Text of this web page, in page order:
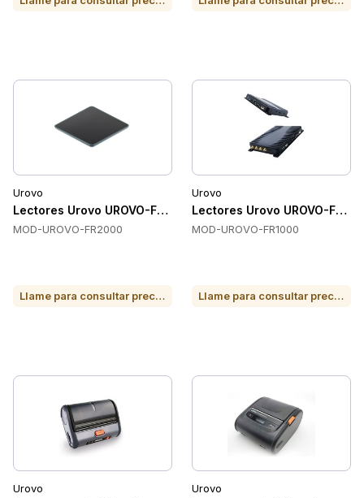
Urovo
Lectores Urovo UROVO-FR2000
MOD-UROVO-FR2000
Llame para consultar precio o para comprar
Urovo
Lectores Urovo UROVO-
MOD-UROVO-FR1000
Llame para consultar precio o para comprar
Urovo Urovo